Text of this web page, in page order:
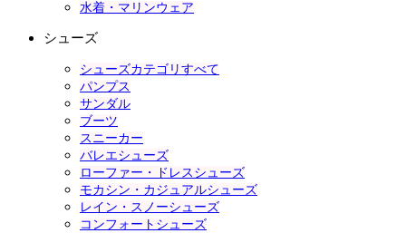
水着・マリンウェア
シューズ
シューズカテゴリすべて
パンプス
サンダル
ブーツ
スニーカー
バレエシューズ
ローファー・ドレスシューズ
モカシン・カジュアルシューズ
レイン・スノーシューズ
コンフォートシューズ